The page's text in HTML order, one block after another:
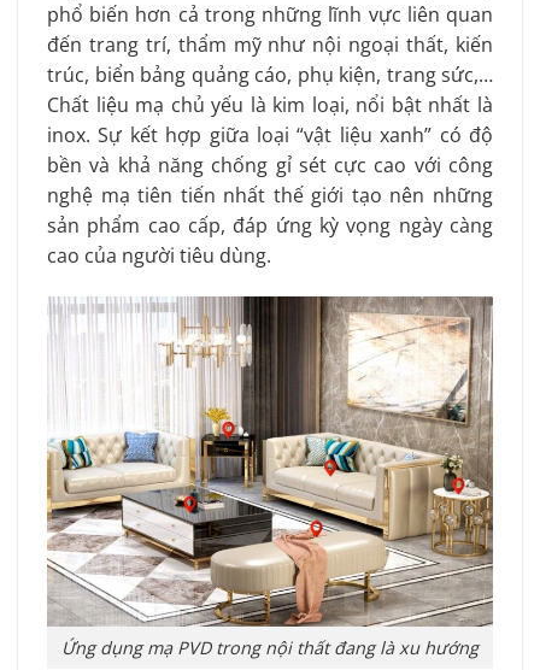
phổ biến hơn cả trong những lĩnh vực liên quan
đến trang trí, thẩm mỹ như nội ngoại thất, kiến
trúc, biển bảng quảng cáo, phụ kiện, trang sức,…
Chất liệu mạ chủ yếu là kim loại, nổi bật nhất là
inox. Sự kết hợp giữa loại “vật liệu xanh” có độ
bền và khả năng chống gỉ sét cực cao với công
nghệ mạ tiên tiến nhất thế giới tạo nên những
sản phẩm cao cấp, đáp ứng kỳ vọng ngày càng
cao của người tiêu dùng.
Ứng dụng mạ PVD trong nội thất đang là xu hướng